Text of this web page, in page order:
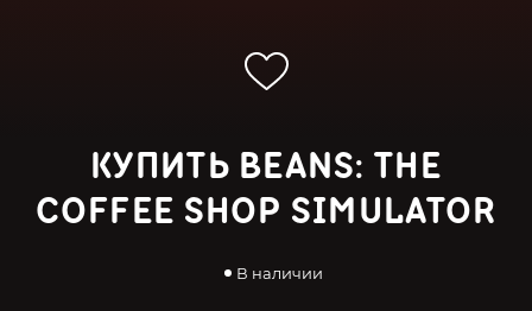
КУПИТЬ BEANS: THE
COFFEE SHOP SIMULATOR
В наличии